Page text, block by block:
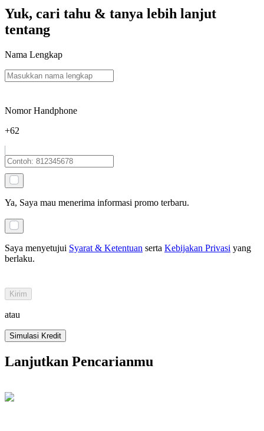
Yuk, cari tahu & tanya lebih lanjut
tentang
Nama Lengkap
Nomor Handphone
+62
Ya, Saya mau menerima informasi promo terbaru.
Saya menyetujui Syarat & Ketentuan serta Kebijakan Privasi yang
berlaku.
Kirim
atau
Simulasi Kredit
Lanjutkan Pencarianmu